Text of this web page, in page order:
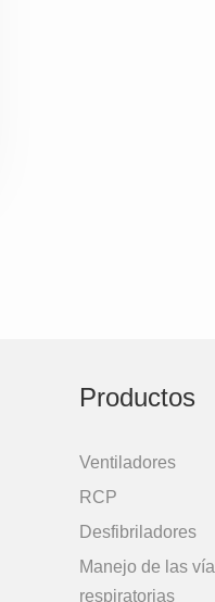
Productos
Ventiladores
RCP
Desfibriladores
Manejo de las
respiratorias